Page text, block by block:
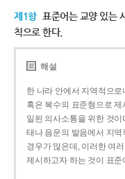
제1항 표준어는 교양 있는
칙으로 한다.
해설
한 나라 안에서 지역적으
혹은 복수의 표준형으로
일된 의사소통을 위한 것
태나 음운의 발음에서 지
경우가 많은데, 이러한 여
제시하고자 하는 것이 표